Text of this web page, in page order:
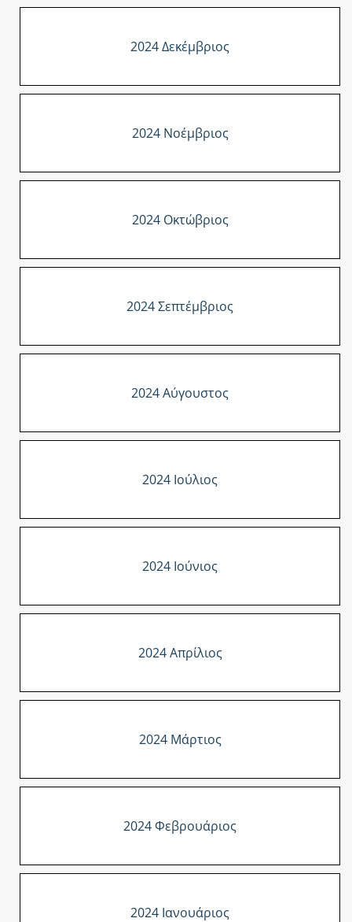
2024 Δεκέμβριος
2024 Νοέμβριος
2024 Οκτώβριος
2024 Σεπτέμβριος
2024 Αύγουστος
2024 Ιούλιος
2024 Ιούνιος
2024 Απρίλιος
2024 Μάρτιος
2024 Φεβρουάριος
2024 Ιανουάριος